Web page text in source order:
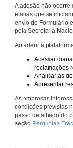
A adesão não ocorre
etapas que se
envio do Formulário
pela Secretaria
Ao aderir à
Acessar
reclamações
Analisar as
Apresentar
As empresas
condições previstas
passo detalhado do
seção Perguntas